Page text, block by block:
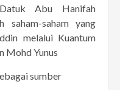
Datuk Abu Hanifah
saham-saham yang
melalui Kuantum
Mohd Yunus
sumber